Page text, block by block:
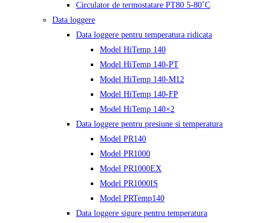
Circulator de termostatare PT80 5-80˚C
Data loggere
Data loggere pentru temperatura ridicata
Model HiTemp 140
Model HiTemp 140-PT
Model HiTemp 140-M12
Model HiTemp 140-FP
Model HiTemp 140×2
Data loggere pentru presiune si temperatura
Model PR140
Model PR1000
Model PR1000EX
Model PR1000IS
Model PRTemp140
Data loggere sigure pentru temperatura